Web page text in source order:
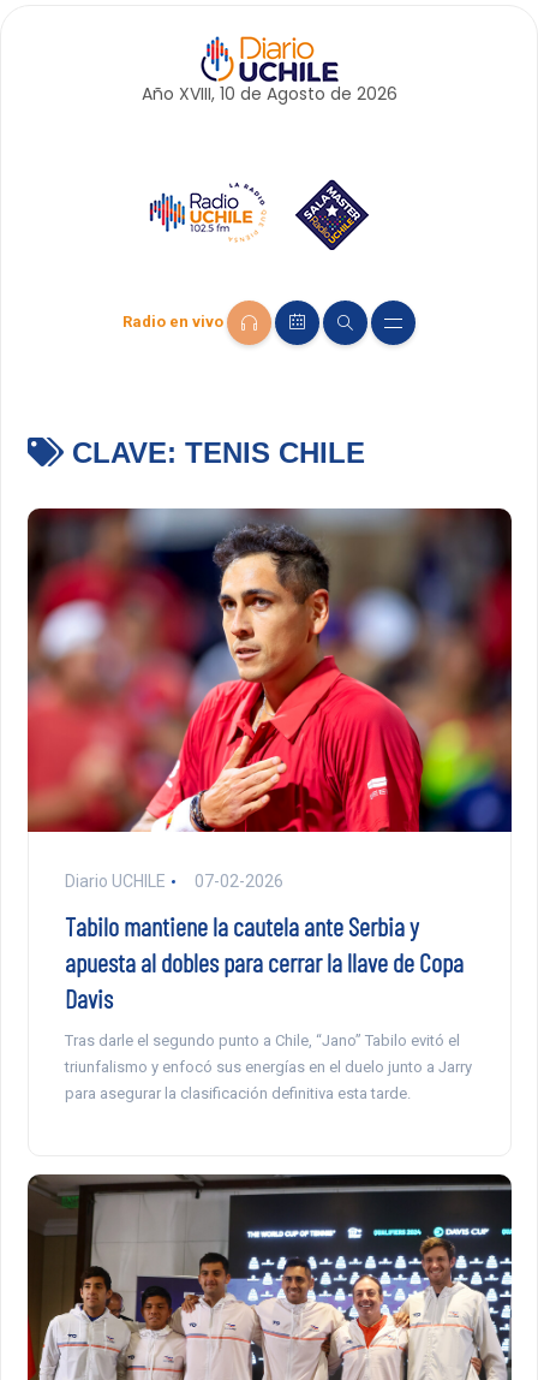
Año XVIII, 10 de Agosto de 2026
Radio en vivo
CLAVE: TENIS CHILE
Diario UCHILE 07-02-2026
Tabilo mantiene la cautela ante Serbia y
apuesta al dobles para cerrar la llave de Copa
Davis
Tras darle el segundo punto a Chile, “Jano” Tabilo evitó el
triunfalismo y enfocó sus energías en el duelo junto a Jarry
para asegurar la clasificación definitiva esta tarde.